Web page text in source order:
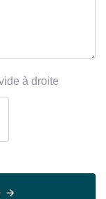
à droite